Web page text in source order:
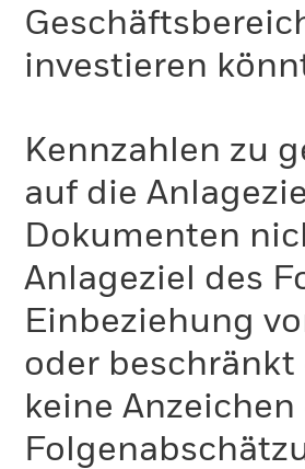
investieren
Kennzahlen zu
auf die
Dokumenten
Anlageziel des
Einbeziehung
oder beschränkt
keine